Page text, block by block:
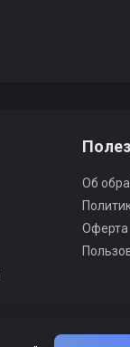
Об
Оферта